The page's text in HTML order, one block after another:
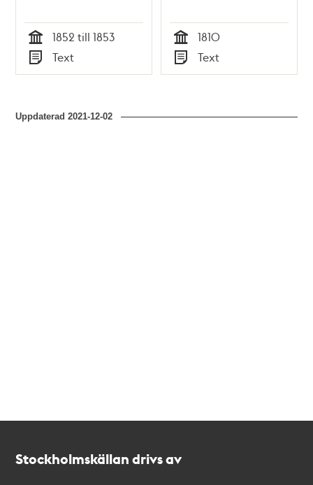
Tid
1852 till 1853
Typ
Text Tid
1810
Typ
Text
Uppdaterad2021-12-02
Stockholmskällan drivs av